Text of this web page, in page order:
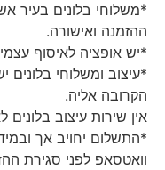
ההזמנה ואישורה.
*יש אופציה לאיסוף
*עיצוב ומשלוחי בלונים
הקרובה אליה.
אין שירות עיצוב בלונים
*התשלום יחויב אך
וואטסאפ לפני סגירת